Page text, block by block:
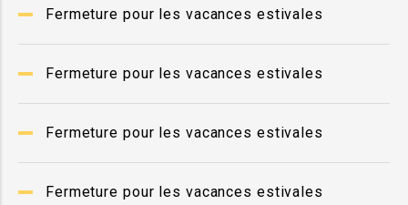
Fermeture pour les vacances estivales
Fermeture pour les vacances estivales
Fermeture pour les vacances estivales
Fermeture pour les vacances estivales